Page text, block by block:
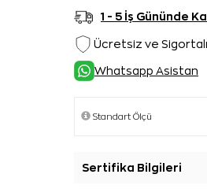
1 - 5 İş Gününde
Ücretsiz ve
Whatsapp Asistan
Sertifika Bilgileri